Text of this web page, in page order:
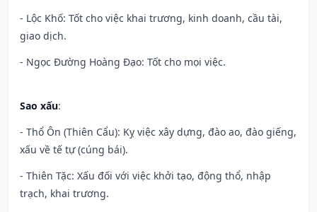
- Lộc Khố: Tốt cho việc khai trương, kinh doanh, cầu tài,
giao dịch.
- Ngọc Đường Hoàng Đạo: Tốt cho mọi việc.
Sao xấu:
- Thổ Ôn (Thiên Cẩu): Kỵ việc xây dựng, đào ao, đào giếng,
xấu về tế tự (cúng bái).
- Thiên Tặc: Xấu đối với việc khởi tạo, động thổ, nhập
trạch, khai trương.